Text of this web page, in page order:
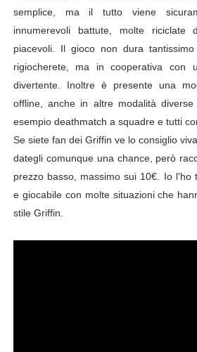
semplice, ma il tutto viene
innumerevoli battute, molte riciclate
piacevoli. Il gioco non dura
rigiocherete, ma in cooperativa con
divertente. Inoltre è presente una
offline, anche in altre modalità
esempio deathmatch a squadre e tutti
Se siete fan dei Griffin ve lo consiglio
dategli comunque una chance, però
prezzo basso, massimo sui 10€. Io l'ho
e giocabile con molte situazioni che
stile Griffin.